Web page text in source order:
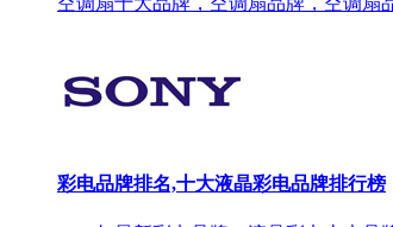
彩电品牌排名,十大液晶彩电品牌排行榜